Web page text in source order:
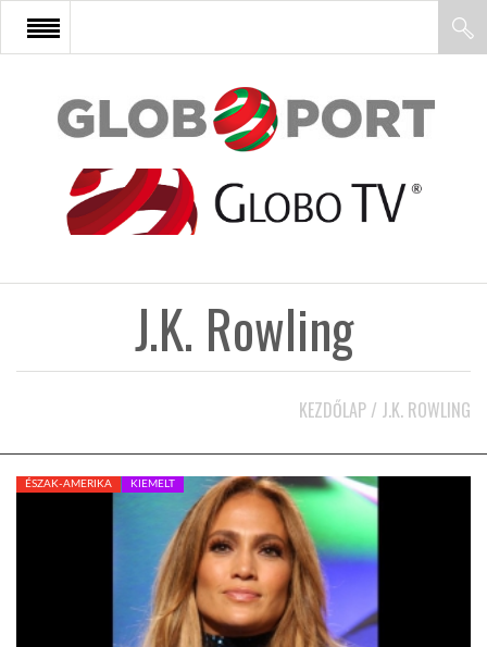
FŐOLDAL
AFRIKA
J.K. Rowling
KEZDŐLAP / J.K. ROWLING
ÉSZAK-AMERIKA KIEMELT